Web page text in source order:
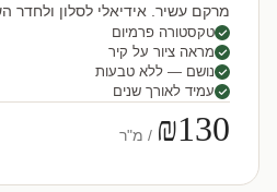
מרקם עשיר. אידיאלי לסלון ולחדר
טקסטורה פרמיום
מראה ציור על קיר
נושם — ללא טבעות
עמיד לאורך שנים
₪130 / מ"ר